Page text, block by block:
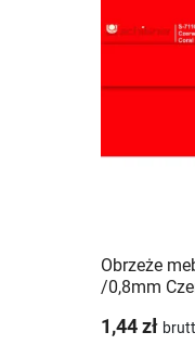
Obrzeże
/0,8mm
1,44 zł